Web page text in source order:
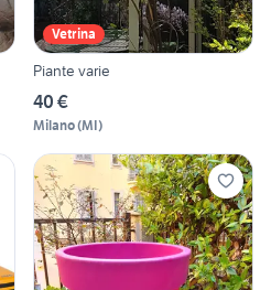
Vetrina
Piante varie
40 €
Milano(MI)